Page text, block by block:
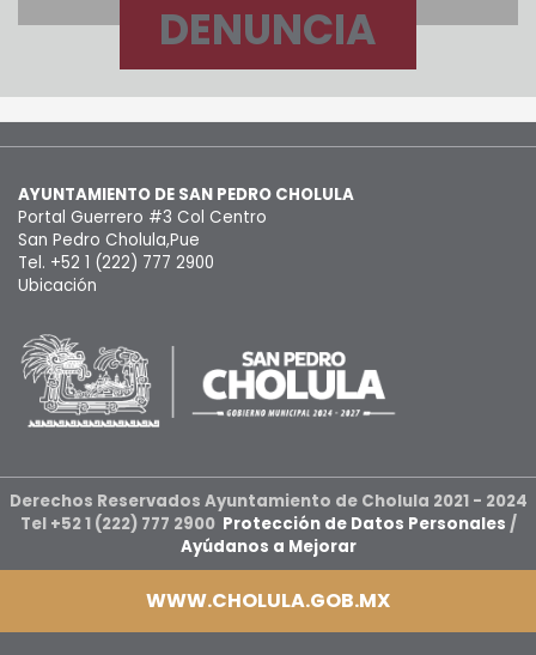
DENUNCIA
AYUNTAMIENTO DE SAN PEDRO CHOLULA
Portal Guerrero #3 Col Centro
San Pedro Cholula,Pue
Tel. +52 1 (222) 777 2900
Ubicación
Derechos Reservados Ayuntamiento de Cholula 2021 - 2024
Tel +52 1 (222) 777 2900 Protección de Datos Personales /
Ayúdanos a Mejorar
WWW.CHOLULA.GOB.MX